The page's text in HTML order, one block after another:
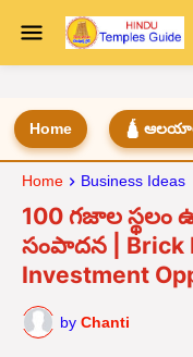
Home 🛕
Home Business Ideas
100 గజాల స్థలం
సంపాదన | Brick
Investment
by Chanti